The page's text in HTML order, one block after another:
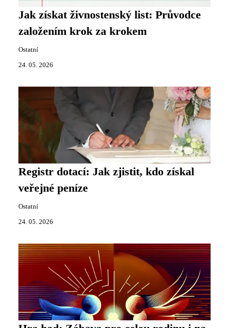
Jak získat živnostenský list: Průvodce
založením krok za krokem
Ostatní
24. 05. 2026
Registr dotací: Jak zjistit, kdo získal
veřejné peníze
Ostatní
24. 05. 2026